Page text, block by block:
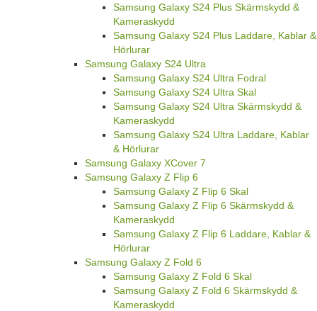
Samsung Galaxy S24 Plus Skärmskydd &
Kameraskydd
Samsung Galaxy S24 Plus Laddare, Kablar &
Hörlurar
Samsung Galaxy S24 Ultra
Samsung Galaxy S24 Ultra Fodral
Samsung Galaxy S24 Ultra Skal
Samsung Galaxy S24 Ultra Skärmskydd &
Kameraskydd
Samsung Galaxy S24 Ultra Laddare, Kablar
& Hörlurar
Samsung Galaxy XCover 7
Samsung Galaxy Z Flip 6
Samsung Galaxy Z Flip 6 Skal
Samsung Galaxy Z Flip 6 Skärmskydd &
Kameraskydd
Samsung Galaxy Z Flip 6 Laddare, Kablar &
Hörlurar
Samsung Galaxy Z Fold 6
Samsung Galaxy Z Fold 6 Skal
Samsung Galaxy Z Fold 6 Skärmskydd &
Kameraskydd